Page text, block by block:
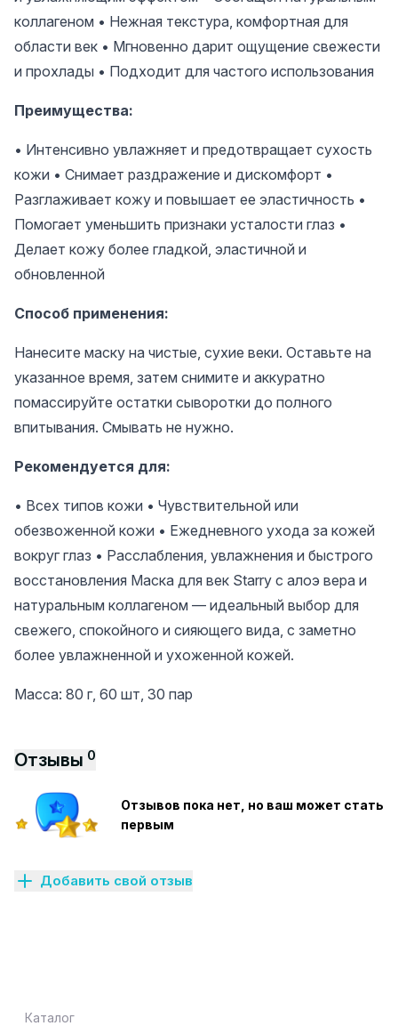
коллагеном • Нежная текстура, комфортная для
области век • Мгновенно дарит ощущение свежести
и прохлады • Подходит для частого использования
Преимущества:
• Интенсивно увлажняет и предотвращает сухость
кожи • Снимает раздражение и дискомфорт •
Разглаживает кожу и повышает ее эластичность •
Помогает уменьшить признаки усталости глаз •
Делает кожу более гладкой, эластичной и
обновленной
Способ применения:
Нанесите маску на чистые, сухие веки. Оставьте на
указанное время, затем снимите и аккуратно
помассируйте остатки сыворотки до полного
впитывания. Смывать не нужно.
Рекомендуется для:
• Всех типов кожи • Чувствительной или
обезвоженной кожи • Ежедневного ухода за кожей
вокруг глаз • Расслабления, увлажнения и быстрого
восстановления Маска для век Starry с алоэ вера и
натуральным коллагеном — идеальный выбор для
свежего, спокойного и сияющего вида, с заметно
более увлажненной и ухоженной кожей.
Масса: 80 г, 60 шт, 30 пар
Отзывы 0
Отзывов пока нет, но ваш может стать
первым
Добавить свой отзыв
Каталог